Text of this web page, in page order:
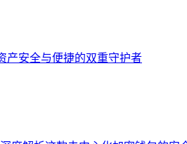
产安全与便捷的双重守护者